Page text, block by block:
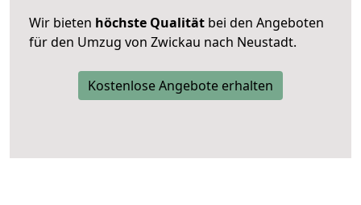
Wir bieten höchste Qualität bei den Angeboten
für den Umzug von Zwickau nach Neustadt.
Kostenlose Angebote erhalten